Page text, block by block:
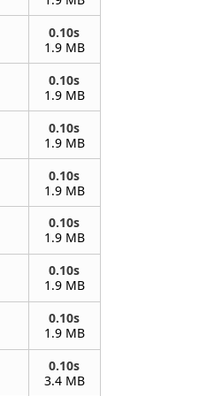
0.10s
1.9 MB
0.10s
1.9 MB
0.10s
1.9 MB
0.10s
1.9 MB
0.10s
1.9 MB
0.10s
1.9 MB
0.10s
1.9 MB
0.10s
3.4 MB